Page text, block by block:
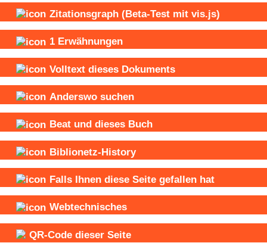
Zitationsgraph (Beta-Test mit vis.js)
1 Erwähnungen
Volltext dieses Dokuments
Anderswo suchen
Beat und dieses Buch
Biblionetz-History
Falls Ihnen diese Seite gefallen hat
Webtechnisches
QR-Code dieser Seite